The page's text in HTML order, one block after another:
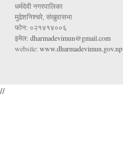
धर्मदेवी नगरपालिका
मुढेशनिश्चरे, संखुवासभा
फोन: ०२१४१४००६
इमेल: dharmadevimun@gmail.com
website: www.dharmadevimun.gov.np
//